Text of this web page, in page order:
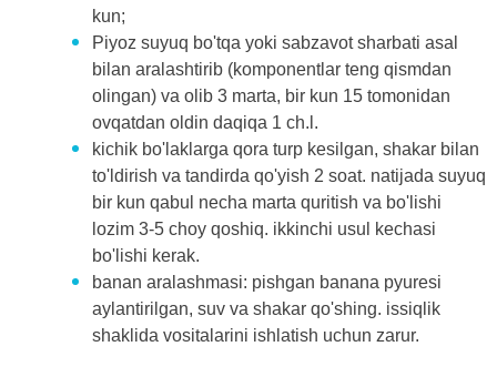
kun;
Piyoz suyuq bo'tqa yoki sabzavot sharbati asal
bilan aralashtirib (komponentlar teng qismdan
olingan) va olib 3 marta, bir kun 15 tomonidan
ovqatdan oldin daqiqa 1 ch.l.
kichik bo'laklarga qora turp kesilgan, shakar bilan
to'ldirish va tandirda qo'yish 2 soat. natijada suyuq
bir kun qabul necha marta quritish va bo'lishi
lozim 3-5 choy qoshiq. ikkinchi usul kechasi
bo'lishi kerak.
banan aralashmasi: pishgan banana pyuresi
aylantirilgan, suv va shakar qo'shing. issiqlik
shaklida vositalarini ishlatish uchun zarur.